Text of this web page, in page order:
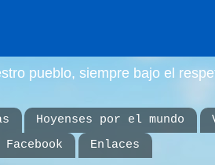
pueblo, siempre bajo el
Hoyenses por el mundo
Enlaces